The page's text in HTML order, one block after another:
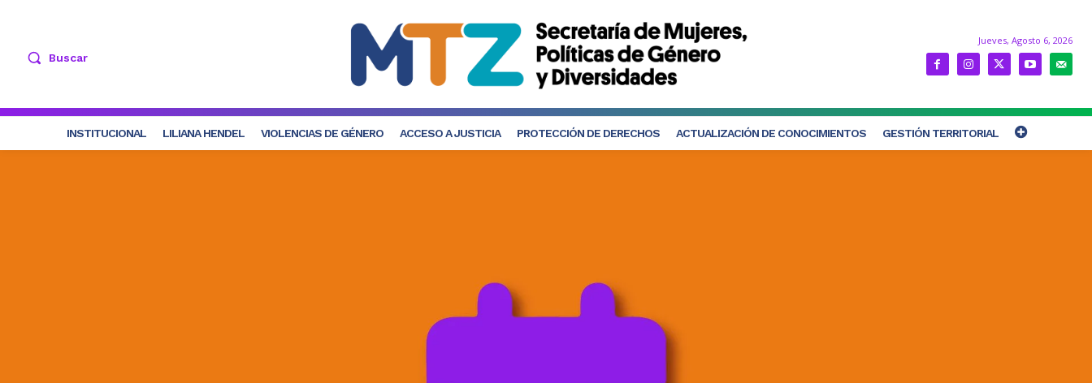
Buscar
Jueves, Agosto 6, 2026
INSTITUCIONAL LILIANA HENDEL VIOLENCIAS DE GÉNERO ACCESO A JUSTICIA PROTECCIÓN DE DERECHOS ACTUALIZACIÓN DE CONOCIMIENTOS GESTIÓN TERRITORIAL